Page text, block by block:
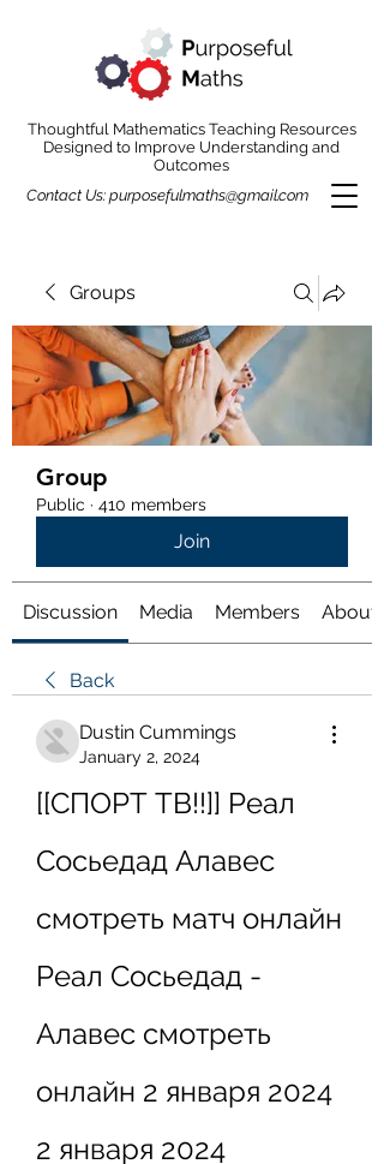
Thoughtful Mathematics Teaching Resources
Designed to Improve Understanding and
Outcomes
Contact Us: purposefulmaths@gmail.com
Groups
Group
Public · 410 members
Join
Discussion Media Members About
Back
Dustin Cummings
January 2, 2024
[[СПОРТ ТВ!!]] Реал
Сосьедад Алавес
смотреть матч онлайн
Реал Сосьедад -
Алавес смотреть
онлайн 2 января 2024
2 января 2024